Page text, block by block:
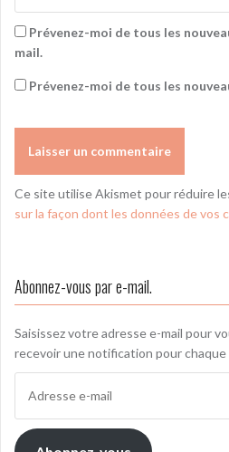
Prévenez-moi de tous les
mail.
Prévenez-moi de tous les
Ce site utilise Akismet pour réduire
sur la façon dont les données de vos
Abonnez-vous par e-mail.
Saisissez votre adresse e-mail pour
recevoir une notification pour chaque
mail